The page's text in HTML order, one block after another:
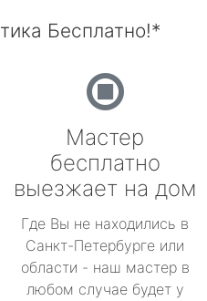
Бесплатно!*
Мастер
бесплатно
выезжает на дом
Где Вы не находились в
Санкт-Петербурге или
области - наш мастер в
любом случае будет у